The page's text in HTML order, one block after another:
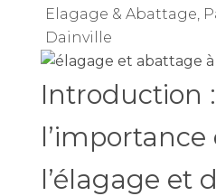
Elagage & Abattage,
Dainville
Introduction :
l’importance
l’élagage et